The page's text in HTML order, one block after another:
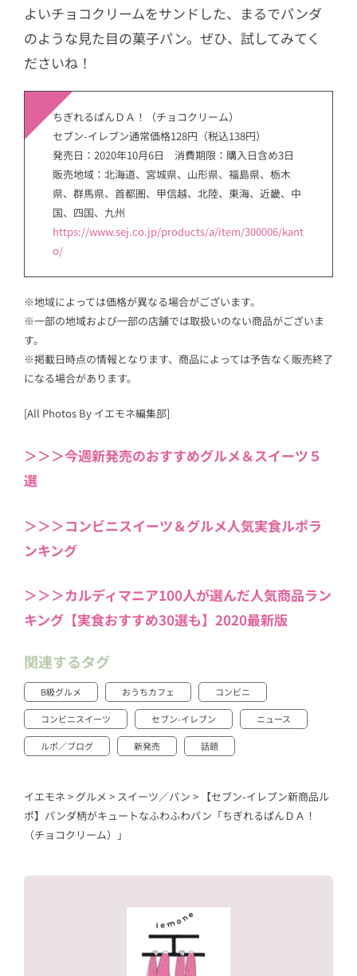
よいチョコクリームをサンドした、まるでパンダ
のような見た目の菓子パン。ぜひ、試してみてく
ださいね！
ちぎれるぱんＤＡ！（チョコクリーム）
セブン-イレブン通常価格128円（税込138円）
発売日：2020年10月6日 消費期限：購入日含め3日
販売地域：北海道、宮城県、山形県、福島県、栃木
県、群馬県、首都圏、甲信越、北陸、東海、近畿、中
国、四国、九州
https://www.sej.co.jp/products/a/item/300006/kant
o/
※地域によっては価格が異なる場合がございます。
※一部の地域および一部の店舗では取扱いのない商品がございま
す。
※掲載日時点の情報となります、商品によっては予告なく販売終了
になる場合があります。
[All Photos By イエモネ編集部]
＞＞＞今週新発売のおすすめグルメ＆スイーツ５
選
＞＞＞コンビニスイーツ＆グルメ人気実食ルポラ
ンキング
＞＞＞カルディマニア100人が選んだ人気商品ラン
キング【実食おすすめ30選も】2020最新版
関連するタグ
B級グルメ おうちカフェ コンビニ
コンビニスイーツ セブン-イレブン ニュース
ルポ／ブログ 新発売 話題
イエモネ > グルメ > スイーツ／パン > 【セブン-イレブン新商品ル
ポ】パンダ柄がキュートなふわふわパン「ちぎれるぱんＤＡ！
（チョコクリーム）」